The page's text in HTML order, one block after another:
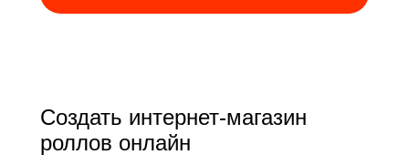
Создать интернет-магазин
роллов онлайн